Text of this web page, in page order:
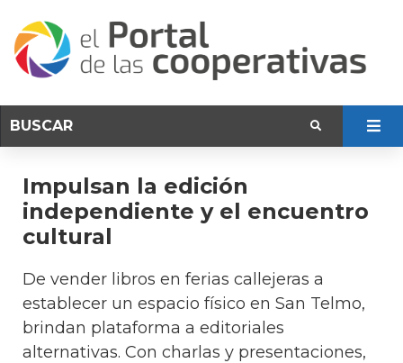
Impulsan la edición
independiente y el encuentro
cultural
De vender libros en ferias callejeras a
establecer un espacio físico en San Telmo,
brindan plataforma a editoriales
alternativas. Con charlas y presentaciones,